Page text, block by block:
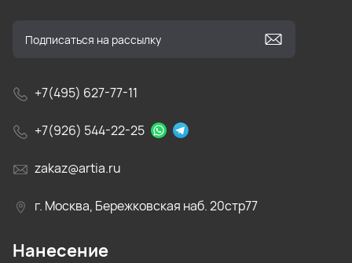
+7(495) 627-77-11
+7(926) 544-22-25
zakaz@artia.ru
г. Москва, Бережковская наб. 20стр77
Нанесение